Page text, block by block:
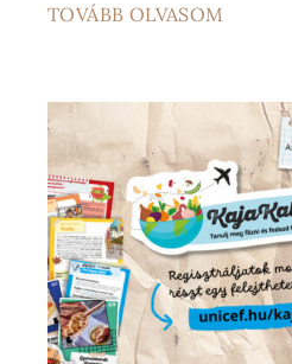
TOVÁBB OLVASOM